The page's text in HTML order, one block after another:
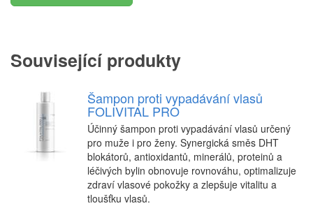
Související produkty
Šampon proti vypadávání vlasů
FOLIVITAL PRO
Účinný šampon proti vypadávání vlasů určený
pro muže i pro ženy. Synergická směs DHT
blokátorů, antioxidantů, minerálů, proteinů a
léčivých bylin obnovuje rovnováhu, optimalizuje
zdraví vlasové pokožky a zlepšuje vitalitu a
tloušťku vlasů.